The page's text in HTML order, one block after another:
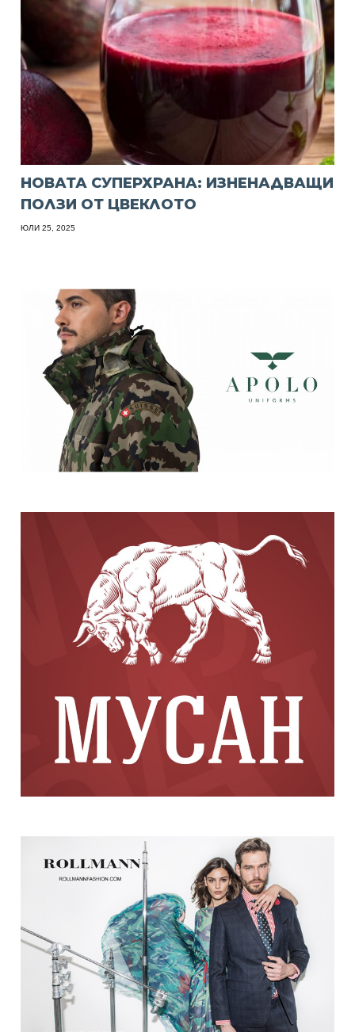
НОВАТА СУПЕРХРАНА: ИЗНЕНАДВАЩИ
ПОЛЗИ ОТ ЦВЕКЛОТО
ЮЛИ 25, 2025